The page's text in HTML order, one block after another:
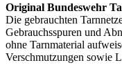
Original Bundeswehr
Die gebrauchten
Gebrauchsspuren und
ohne Tarnmaterial
Verschmutzungen sowie